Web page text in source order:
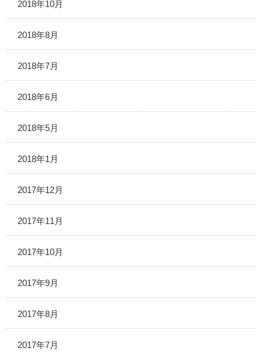
2018年10月
2018年8月
2018年7月
2018年6月
2018年5月
2018年1月
2017年12月
2017年11月
2017年10月
2017年9月
2017年8月
2017年7月